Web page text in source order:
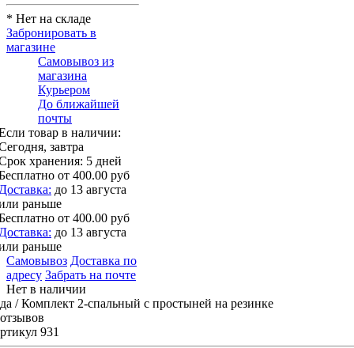
* Нет на складе
Забронировать в
магазине
Самовывоз из
магазина
Курьером
До ближайшей
почты
товар в наличии:
завтра
хранения: 5 дней
от 400.00 руб
до 13 августа
раньше
от 400.00 руб
до 13 августа
раньше
Самовывоз Доставка по
адресу Забрать на почте
Нет в наличии
/ Комплект 2-спальный с простыней на резинке
931